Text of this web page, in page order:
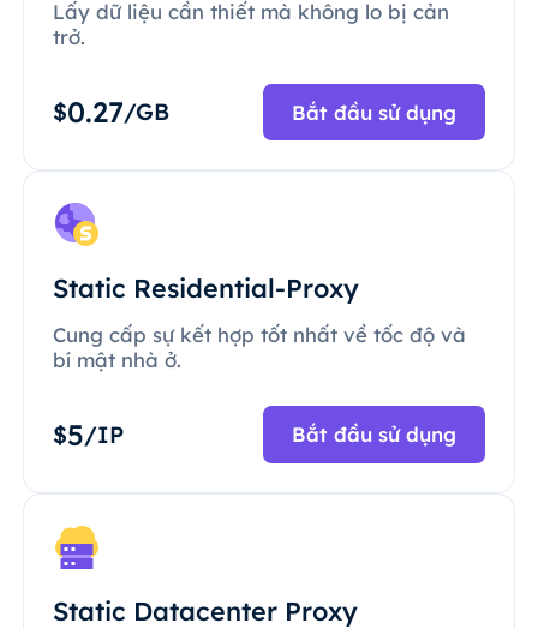
Lấy dữ liệu cần thiết mà không lo bị cản
trở.
$0.27/GB Bắt đầu sử dụng
Static Residential-Proxy
Cung cấp sự kết hợp tốt nhất về tốc độ và
bí mật nhà ở.
$5/IP Bắt đầu sử dụng
Static Datacenter Proxy